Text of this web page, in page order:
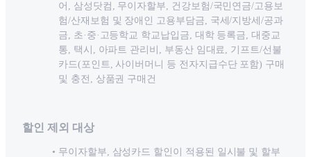
어, 삼성닷컴, 무이자할부, 건강보험/국민연금/고용보
험/산재보험 및 장애인 고용부담금, 국세/지방세/공과
금, 초·중·고등학교 학교납입금, 대학 등록금, 대중교
통, 택시, 아파트 관리비, 부동산 임대료, 기프트/선불
카드(포인트, 사이버머니 등 전자지급수단 포함) 구매
및 충전, 상품권 구매건
할인 제외 대상
무이자할부, 삼성카드 할인이 적용된 일시불 및 할부